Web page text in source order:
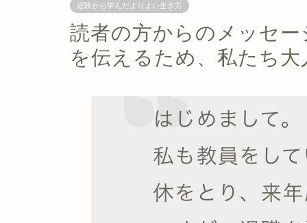
経験から学んだよりよい生き方
読者の方からのメッセ
を伝えるため、私たち